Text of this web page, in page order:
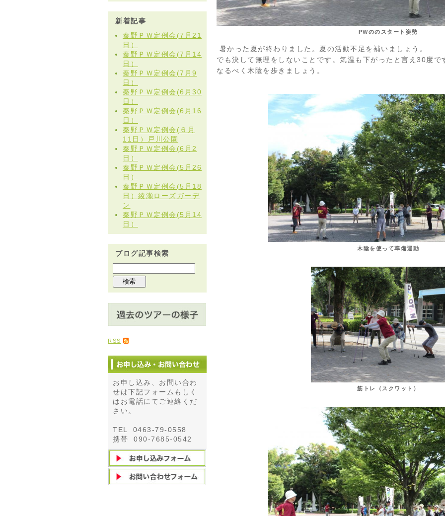
新着記事
秦野ＰＷ定例会(7月21
日）
秦野ＰＷ定例会(7月14
日）
秦野ＰＷ定例会(7月9
日）
秦野ＰＷ定例会(6月30
日）
秦野ＰＷ定例会(6月16
日）
秦野ＰＷ定例会(６月
11日）戸川公園
秦野ＰＷ定例会(6月2
日）
秦野ＰＷ定例会(5月26
日）
秦野ＰＷ定例会(5月18
日）綾瀬ローズガーデ
ン
秦野ＰＷ定例会(5月14
日）
ブログ記事検索
RSS
お申し込み、お問い合わ
せは下記フォームもしく
はお電話にてご連絡くだ
さい。
TEL 0463-79-0558
携帯 090-7685-0542
PWののスタート姿勢
暑かった夏が終わりました。夏の活動不足を補いましょう。
でも決して無理をしないことです。気温も下がったと言え30度で
なるべく木陰を歩きましょう。
木陰を使って準備運動
筋トレ（スクワット）